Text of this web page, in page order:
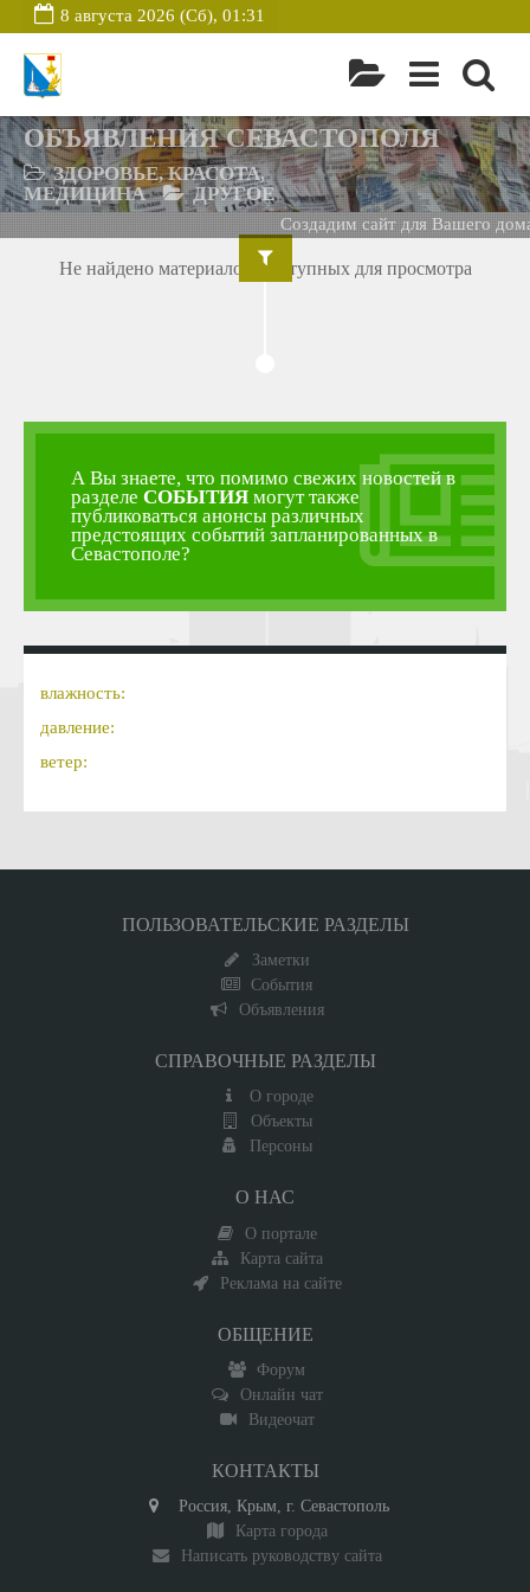
8 августа 2026 (Сб), 01:31
ОБЪЯВЛЕНИЯ СЕВАСТОПОЛЯ
ЗДОРОВЬЕ, КРАСОТА,
МЕДИЦИНА
ДРУГОЕ
Создадим сайт для Вашего
Не найдено материалов, доступных для просмотра
А Вы знаете, что помимо свежих новостей в
разделе СОБЫТИЯ могут также
публиковаться анонсы различных
предстоящих событий запланированных в
Севастополе?
влажность:
давление:
ветер:
ПОЛЬЗОВАТЕЛЬСКИЕ РАЗДЕЛЫ
Заметки
События
Объявления
СПРАВОЧНЫЕ РАЗДЕЛЫ
О городе
Объекты
Персоны
О НАС
О портале
Карта сайта
Реклама на сайте
ОБЩЕНИЕ
Форум
Онлайн чат
Видеочат
КОНТАКТЫ
Россия, Крым, г. Севастополь
Карта города
Написать руководству сайта